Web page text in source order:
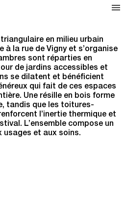
en milieu urbain
à la rue de Vigny et s’organise
sont réparties en
de jardins accessibles et
se dilatent et bénéficient
qui fait de ces espaces
Une résille en bois forme
tandis que les toitures-
l’inertie thermique et
L’ensemble compose un
usages et aux soins.